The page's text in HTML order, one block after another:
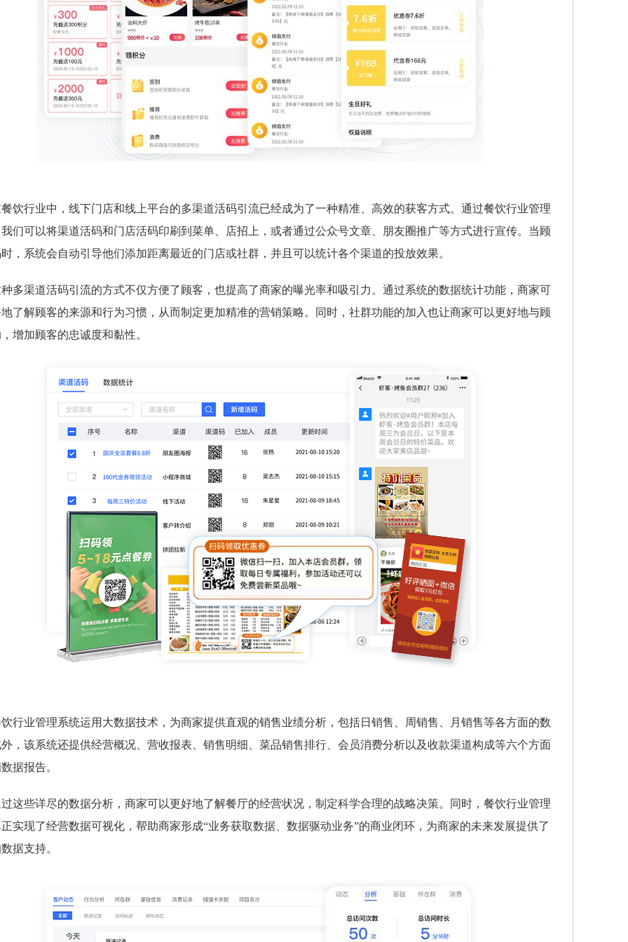
饮行业中，线下门店和线上平台的多渠道活码引流已经成为了一种精准、高效的获客方式。通过餐饮行业管理
们可以将渠道活码和门店活码印刷到菜单、店招上，或者通过公众号文章、朋友圈推广等方式进行宣传。当顾
，系统会自动引导他们添加距离最近的门店或社群，并且可以统计各个渠道的投放效果。
多渠道活码引流的方式不仅方便了顾客，也提高了商家的曝光率和吸引力。通过系统的数据统计功能，商家可
了解顾客的来源和行为习惯，从而制定更加精准的营销策略。同时，社群功能的加入也让商家可以更好地与顾
增加顾客的忠诚度和黏性。
行业管理系统运用大数据技术，为商家提供直观的销售业绩分析，包括日销售、周销售、月销售等各方面的数
，该系统还提供经营概况、营收报表、销售明细、菜品销售排行、会员消费分析以及收款渠道构成等六个方面
据报告。
这些详尽的数据分析，商家可以更好地了解餐厅的经营状况，制定科学合理的战略决策。同时，餐饮行业管理
实现了经营数据可视化，帮助商家形成“业务获取数据、数据驱动业务”的商业闭环，为商家的未来发展提供了
据支持。